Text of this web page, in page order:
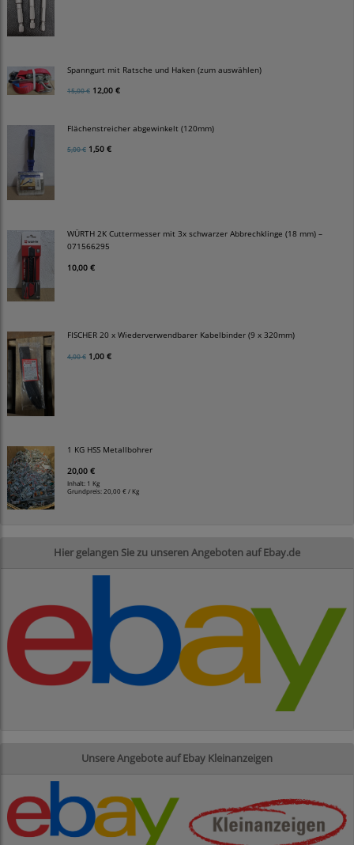
Spanngurt mit Ratsche und Haken (zum auswählen)
15,00 € 12,00 €
Flächenstreicher abgewinkelt (120mm)
5,00 € 1,50 €
WÜRTH 2K Cuttermesser mit 3x schwarzer Abbrechklinge (18 mm) –
071566295
10,00 €
FISCHER 20 x Wiederverwendbarer Kabelbinder (9 x 320mm)
4,00 € 1,00 €
1 KG HSS Metallbohrer
20,00 €
Inhalt: 1 Kg
Grundpreis: 20,00 € / Kg
Hier gelangen Sie zu unseren Angeboten auf Ebay.de
Unsere Angebote auf Ebay Kleinanzeigen